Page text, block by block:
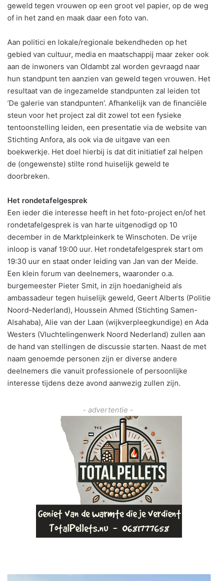
geweld tegen vrouwen op een groot vel papier, op de weg
of in het zand en maak daar een foto van.
Aan politici en lokale/regionale bekendheden op het
gebied van cultuur, media en maatschappij maar zeker ook
aan de inwoners van Oldambt zal worden gevraagd naar
hun standpunt ten aanzien van geweld tegen vrouwen. Het
resultaat van de ingezamelde standpunten zal leiden tot
‘De galerie van standpunten’. Afhankelijk van de financiële
steun voor het project zal dit zowel tot een fysieke
tentoonstelling leiden, een presentatie via de website van
Stichting Anfora, als ook via de uitgave van een
boekwerkje. Het doel hierbij is dat dit initiatief zal helpen
de (ongewenste) stilte rond huiselijk geweld te
doorbreken.
Het rondetafelgesprek
Een ieder die interesse heeft in het foto-project en/of het
rondetafelgesprek is van harte uitgenodigd op 10
december in de Marktpleinkerk te Winschoten. De vrije
inloop is vanaf 19:00 uur. Het rondetafelgesprek start om
19:30 uur en staat onder leiding van Jan van der Meide.
Een klein forum van deelnemers, waaronder o.a.
burgemeester Pieter Smit, in zijn hoedanigheid als
ambassadeur tegen huiselijk geweld, Geert Alberts (Politie
Noord-Nederland), Houssein Ahmed (Stichting Samen-
Alsahaba), Alie van der Laan (wijkverpleegkundige) en Ada
Westers (Vluchtelingenwerk Noord Nederland) zullen aan
de hand van stellingen de discussie starten. Naast de met
naam genoemde personen zijn er diverse andere
deelnemers die vanuit professionele of persoonlijke
interesse tijdens deze avond aanwezig zullen zijn.
- advertentie -